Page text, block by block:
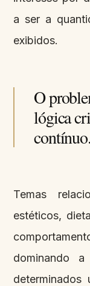
a ser a
exibidos.
O
lógica
contínuo.
Temas
estéticos,
dominando
determinados